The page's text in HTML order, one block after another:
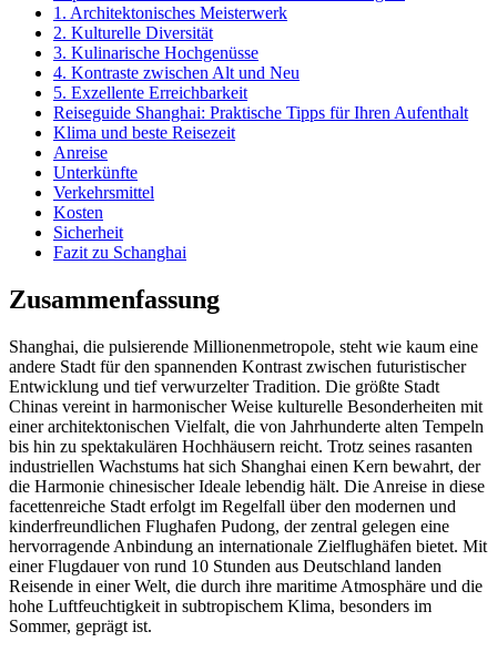
1. Architektonisches Meisterwerk
2. Kulturelle Diversität
3. Kulinarische Hochgenüsse
4. Kontraste zwischen Alt und Neu
5. Exzellente Erreichbarkeit
Reiseguide Shanghai: Praktische Tipps für Ihren Aufenthalt
Klima und beste Reisezeit
Anreise
Unterkünfte
Verkehrsmittel
Kosten
Sicherheit
Fazit zu Schanghai
Zusammenfassung
Shanghai, die pulsierende Millionenmetropole, steht wie kaum eine
andere Stadt für den spannenden Kontrast zwischen futuristischer
Entwicklung und tief verwurzelter Tradition. Die größte Stadt
Chinas vereint in harmonischer Weise kulturelle Besonderheiten mit
einer architektonischen Vielfalt, die von Jahrhunderte alten Tempeln
bis hin zu spektakulären Hochhäusern reicht. Trotz seines rasanten
industriellen Wachstums hat sich Shanghai einen Kern bewahrt, der
die Harmonie chinesischer Ideale lebendig hält. Die Anreise in diese
facettenreiche Stadt erfolgt im Regelfall über den modernen und
kinderfreundlichen Flughafen Pudong, der zentral gelegen eine
hervorragende Anbindung an internationale Zielflughäfen bietet. Mit
einer Flugdauer von rund 10 Stunden aus Deutschland landen
Reisende in einer Welt, die durch ihre maritime Atmosphäre und die
hohe Luftfeuchtigkeit in subtropischem Klima, besonders im
Sommer, geprägt ist.